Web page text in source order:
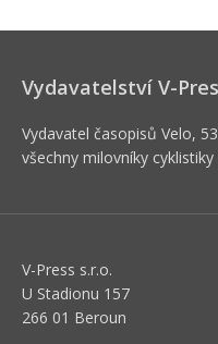
Vydavatelství V-
Vydavatel časopisů Velo,
všechny milovníky
V-Press s.r.o.
U Stadionu 157
266 01 Beroun